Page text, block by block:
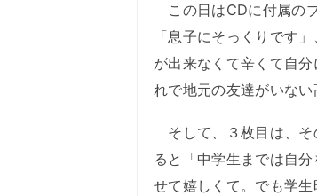
この日はCDに付属の
「息子にそっくりです
が出来なくて辛くて自
れで地元の友達がいない
そして、３枚目は、そ
ると「中学生までは自
せて嬉しくて。でも学